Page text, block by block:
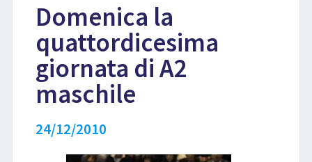
Domenica la
quattordicesima
giornata di A2
maschile
24/12/2010